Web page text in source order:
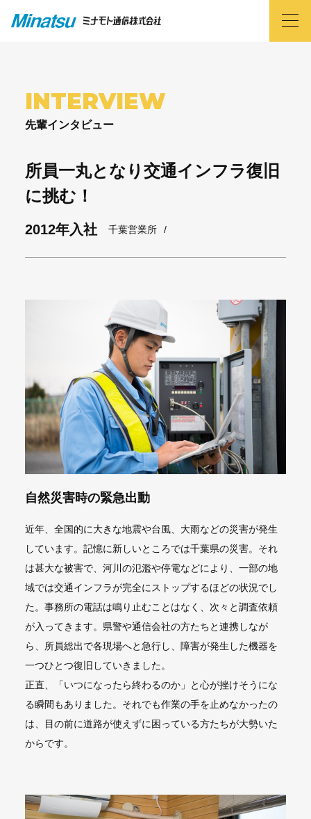
INTERVIEW
先輩インタビュー
所員一丸となり交通インフラ復旧
に挑む！
2012年入社 千葉営業所
自然災害時の緊急出動
近年、全国的に大きな地震や台風、大雨などの災害が発生
しています。記憶に新しいところでは千葉県の災害。それ
は甚大な被害で、河川の氾濫や停電などにより、一部の地
域では交通インフラが完全にストップするほどの状況でし
た。事務所の電話は鳴り止むことはなく、次々と調査依頼
が入ってきます。県警や通信会社の方たちと連携しなが
ら、所員総出で各現場へと急行し、障害が発生した機器を
一つひとつ復旧していきました。
正直、「いつになったら終わるのか」と心が挫けそうにな
る瞬間もありました。それでも作業の手を止めなかったの
は、目の前に道路が使えずに困っている方たちが大勢いた
からです。